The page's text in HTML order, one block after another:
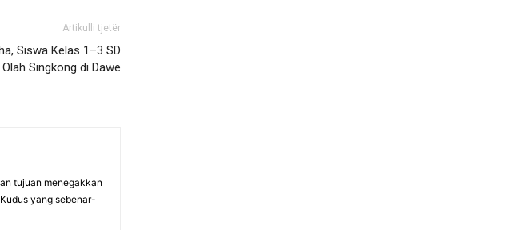
Artikulli tjetër
Siswa Kelas 1–3 SD
Singkong di Dawe
tujuan menegakkan
yang sebenar-